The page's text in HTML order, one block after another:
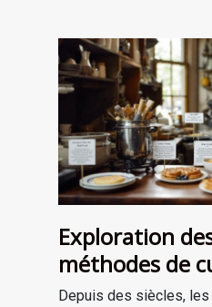
Exploration
méthodes de
gaufres à
Depuis des siècles,